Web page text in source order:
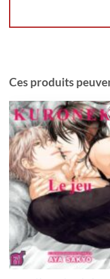
Ces produits